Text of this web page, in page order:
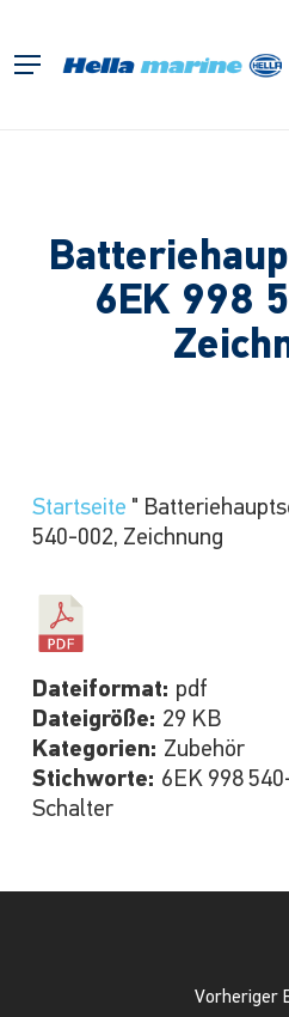
springen
Menü
6EK 998
Startseite "
540-002, Zeichnung
Dateiformat: pdf
Dateigröße: 29 KB
Kategorien: Zubehör
Stichworte: 6EK 998
Schalter
Vorheriger